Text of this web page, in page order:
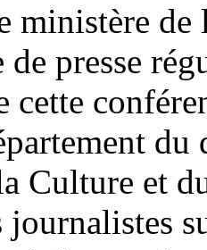
de
de presse
cette
du
Culture et
journalistes